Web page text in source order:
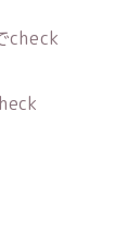
check